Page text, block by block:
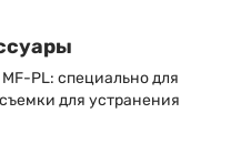
PL: специально для
для устранения